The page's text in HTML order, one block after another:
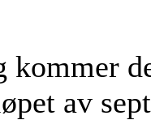
kommer
av